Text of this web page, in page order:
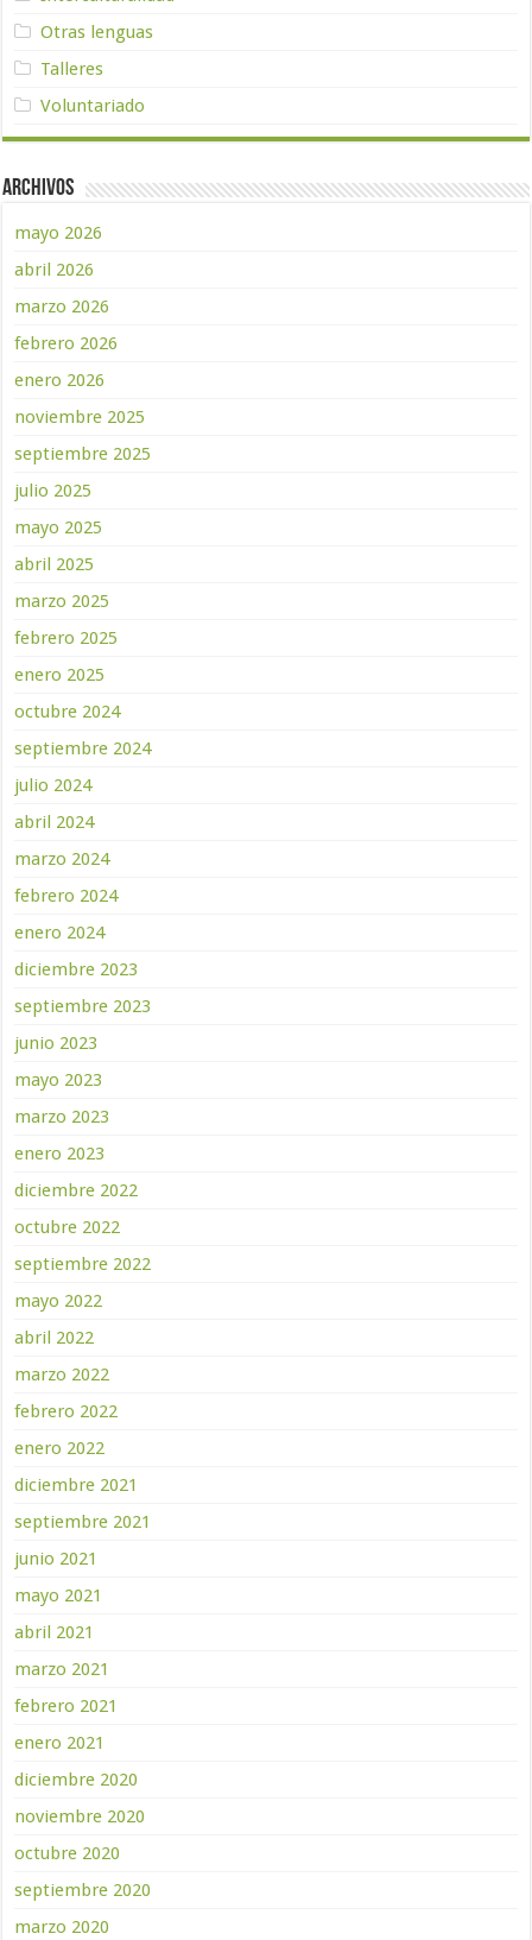
Otras lenguas
Talleres
Voluntariado
Archivos
mayo 2026
abril 2026
marzo 2026
febrero 2026
enero 2026
noviembre 2025
septiembre 2025
julio 2025
mayo 2025
abril 2025
marzo 2025
febrero 2025
enero 2025
octubre 2024
septiembre 2024
julio 2024
abril 2024
marzo 2024
febrero 2024
enero 2024
diciembre 2023
septiembre 2023
junio 2023
mayo 2023
marzo 2023
enero 2023
diciembre 2022
octubre 2022
septiembre 2022
mayo 2022
abril 2022
marzo 2022
febrero 2022
enero 2022
diciembre 2021
septiembre 2021
junio 2021
mayo 2021
abril 2021
marzo 2021
febrero 2021
enero 2021
diciembre 2020
noviembre 2020
octubre 2020
septiembre 2020
marzo 2020